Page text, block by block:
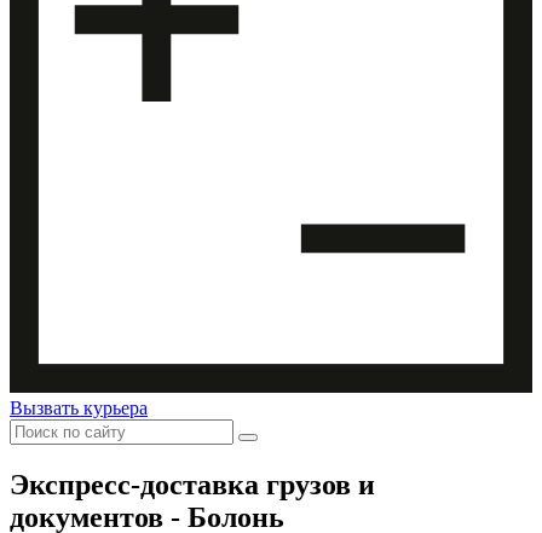
Вызвать курьера
Экспресс-доставка грузов и
документов - Болонь